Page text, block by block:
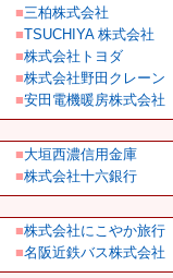
■三柏株式会社
■TSUCHIYA 株式会社
■株式会社トヨダ
■株式会社野田クレーン
■安田電機暖房株式会社
■大垣西濃信用金庫
■株式会社十六銀行
■株式会社にこやか旅行
■名阪近鉄バス株式会社